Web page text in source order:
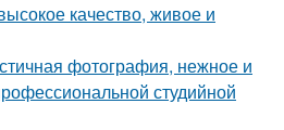
качество, живое и
фотография, нежное и
студийной